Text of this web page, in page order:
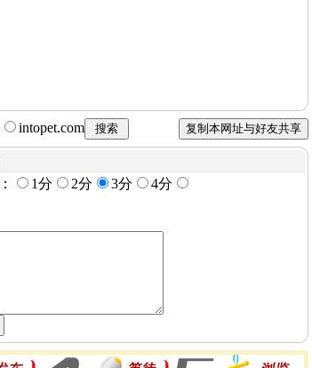
intopet.com
1分 2分 3分
4分